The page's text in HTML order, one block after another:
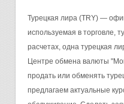
Турецкая лира (TRY) —
используемая в торговле,
расчетах, одна турецкая
Центре обмена валюты
продать или обменять
предлагаем актуальные